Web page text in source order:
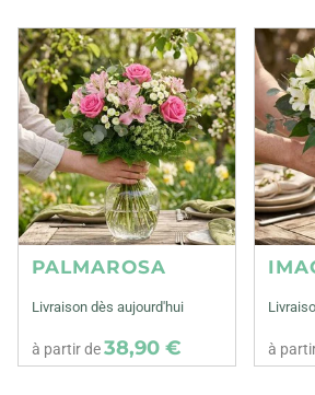
PALMAROSA
Livraison dès aujourd'hui
à partir de38,90 € à